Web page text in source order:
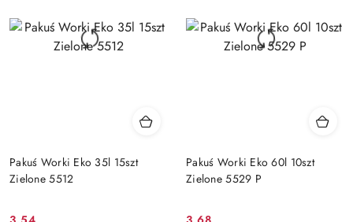
Pakuś Worki Eko 35l 15szt
Zielone 5512
Pakuś Worki Eko 60l 10szt
Zielone 5529 P